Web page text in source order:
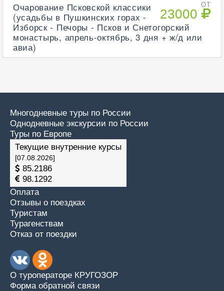
ОТ
23000
Очарование Псковской классики
(усадьбы в Пушкинских горах -
Изборск - Печоры - Псков и Снетогорский
монастырь, апрель-октябрь, 3 дня + ж/д или
авиа)
Многодневные туры по России
Однодневные экскурсии по России
Туры по Европе
Текущие внутренние курсы
[07.08.2026]
85.2186
98.1292
Оплата
Отзывы о поездках
Туристам
Турагенствам
Отказ от поездки
О туроператоре КРУГОЗОР
Форма обратной связи